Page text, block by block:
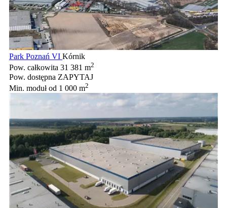
Park Poznań VI Kórnik
Pow. całkowita 31 381 m2
Pow. dostępna ZAPYTAJ
Min. modułod 1 000 m2